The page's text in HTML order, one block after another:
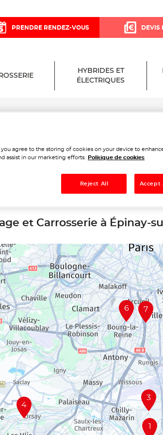
PRENDRE RENDEZ-VOUS DEVIS
HYBRIDES ET
ÉLECTRIQUES
et Carrosserie à
et Carrosserie à Épinay-
4
7
6
3
1
you agree to the storing of cookies on your device to
assist in our marketing efforts.
Politique de cookies
Reject All Accept